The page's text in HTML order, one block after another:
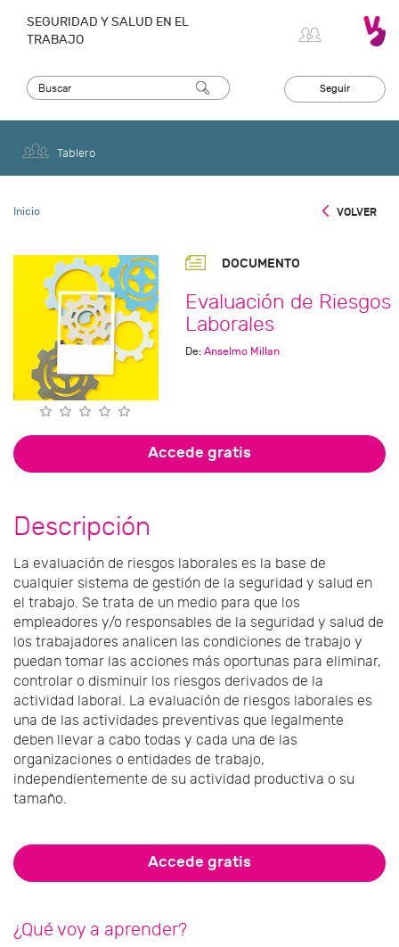
SEGURIDAD Y SALUD EN EL
TRABAJO
Seguir
Tablero
Inicio VOLVER
DOCUMENTO
Evaluación de Riesgos
Laborales
De: Anselmo Millan
Accede gratis
Descripción
La evaluación de riesgos laborales es la base de
cualquier sistema de gestión de la seguridad y salud en
el trabajo. Se trata de un medio para que los
empleadores y/o responsables de la seguridad y salud de
los trabajadores analicen las condiciones de trabajo y
puedan tomar las acciones más oportunas para eliminar,
controlar o disminuir los riesgos derivados de la
actividad laboral. La evaluación de riesgos laborales es
una de las actividades preventivas que legalmente
deben llevar a cabo todas y cada una de las
organizaciones o entidades de trabajo,
independientemente de su actividad productiva o su
tamaño.
Accede gratis
¿Qué voy a aprender?